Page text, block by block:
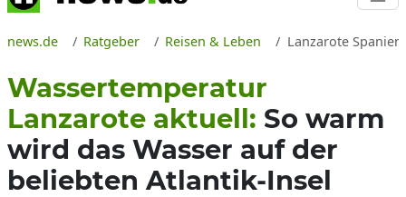
news.de Ratgeber Reisen & Leben Lanzarote
Wassertemperatur
Lanzarote aktuell: So warm
wird das Wasser auf der
beliebten Atlantik-Insel